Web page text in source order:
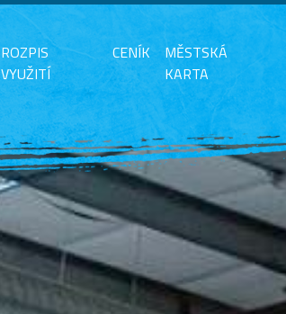
ROZPIS
VYUŽITÍ
CENÍK
MĚSTSKÁ
KARTA